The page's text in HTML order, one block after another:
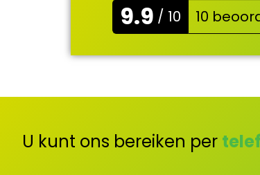
9.9 / 10 10
U kunt ons bereiken per